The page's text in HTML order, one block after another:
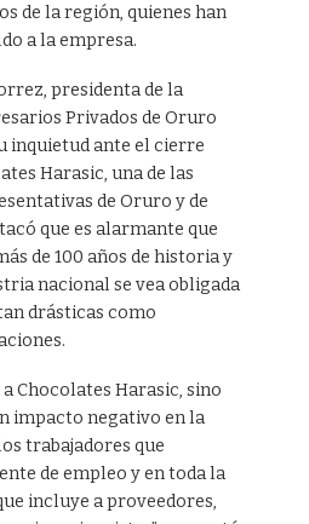
de la región, quienes han
a la empresa.
presidenta de la
Privados de Oruro
inquietud ante el cierre
Harasic, una de las
de Oruro y de
que es alarmante que
de 100 años de historia y
nacional se vea obligada
drásticas como
Chocolates Harasic, sino
impacto negativo en la
trabajadores que
de empleo y en toda la
incluye a proveedores,